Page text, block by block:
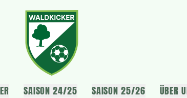
SAISON 24/25 SAISON 25/26 ÜBER